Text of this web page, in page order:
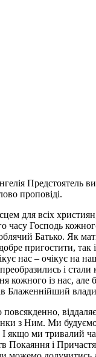
Предстоятель
проповіді.
для всіх
часу Господь
Батько. Як
пригостити,
нас – очікує на
і
кожного із нас, але
Блаженнійший
з Ним. Ми
І якщо ми тривалий
Покаяння і